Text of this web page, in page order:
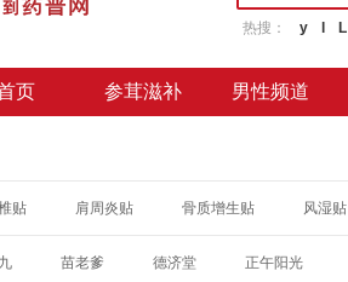
热搜： y L
页 参茸滋补 男性频道
贴 肩周炎贴 骨质增生贴 风湿贴
苗老爹 德济堂 正午阳光